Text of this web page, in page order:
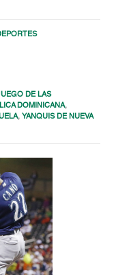
DE LAS
DOMINICANA,
, YANQUIS DE NUEVA